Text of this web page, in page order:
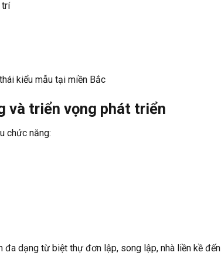
trí
kiểu mẫu tại miền Bắc
và triển vọng phát triển
chức năng:
đa dạng từ biệt thự đơn lập, song lập, nhà liền kề